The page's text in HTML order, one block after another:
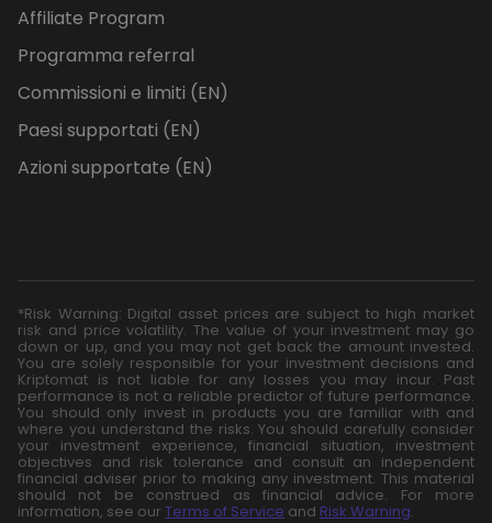
Affiliate Program
Programma referral
Commissioni e limiti (EN)
Paesi supportati (EN)
Azioni supportate (EN)
*Risk Warning: Digital asset prices are subject to high market
risk and price volatility. The value of your investment may go
down or up, and you may not get back the amount invested.
You are solely responsible for your investment decisions and
Kriptomat is not liable for any losses you may incur. Past
performance is not a reliable predictor of future performance.
You should only invest in products you are familiar with and
where you understand the risks. You should carefully consider
your investment experience, financial situation, investment
objectives and risk tolerance and consult an independent
financial adviser prior to making any investment. This material
should not be construed as financial advice. For more
information, see our Terms of Service and Risk Warning.